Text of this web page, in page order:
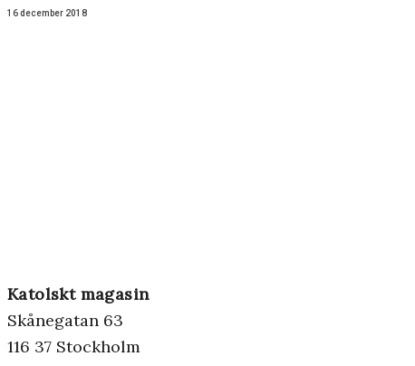
16 december 2018
Katolskt magasin
Skånegatan 63
116 37 Stockholm